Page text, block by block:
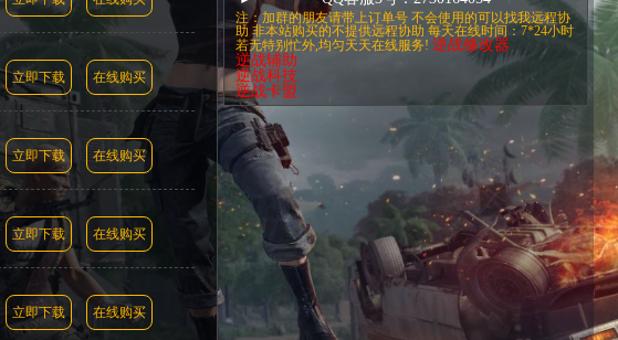
立即下载 在线购买
立即下载 在线购买
立即下载 在线购买
立即下载 在线购买
注：加群的朋友请带上订单号 不会使用的可以找我远程协
助 非本站购买的不提供远程协助 每天在线时间：7*24小时
若无特别忙外,均匀天天在线服务! 逆战修改器
逆战辅助
逆战科技
逆战卡盟